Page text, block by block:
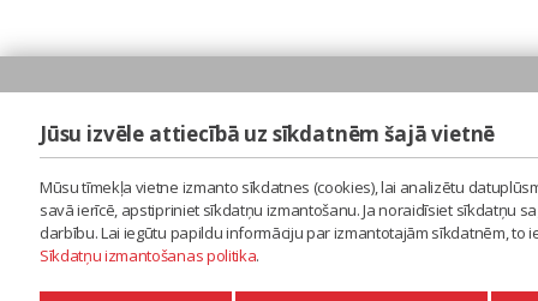
Jūsu izvēle attiecībā uz sīkdatnēm šajā vietnē
Mūsu tīmekļa vietne izmanto sīkdatnes (cookies), lai analizētu
savā ierīcē, apstipriniet sīkdatņu izmantošanu. Ja noraidīsiet sīkdatņu
darbību. Lai iegūtu papildu informāciju par izmantotajām sīkdatnēm,
Sīkdatņu izmantošanas politika.